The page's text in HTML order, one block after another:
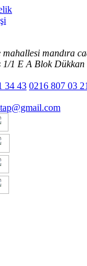
mahallesi mandıra
1/1 E A Blok Dükkan
34 43 0216 807 03 21